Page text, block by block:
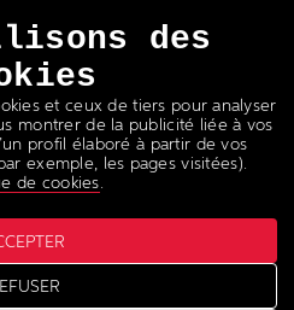
des
et ceux de tiers pour analyser
montrer de la publicité liée à vos
profil élaboré à partir de vos
exemple, les pages visitées).
de cookies